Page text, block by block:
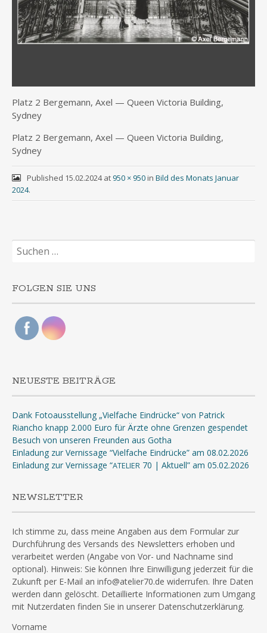
Platz 2 Ber­ge­mann, Axel — Queen Vic­to­ria Buil­ding,
Sydney
Platz 2 Ber­ge­mann, Axel — Queen Vic­to­ria Buil­ding,
Sydney
Published 15.02.2024at950 × 950in Bild des Monats Januar
2024.
Suchen
nach:
FOLGEN SIE UNS
NEUESTE BEITRÄGE
Dank Fotoausstellung „Vielfache Eindrücke“ von Patrick
Riancho knapp 2.000 Euro für Ärzte ohne Grenzen gespendet
Besuch von unseren Freunden aus Gotha
Einladung zur Vernissage “Vielfache Eindrücke” am 08.02.2026
Einladung zur Vernissage “ATELIER 70 | Aktuell” am 05.02.2026
NEWSLETTER
Ich stimme zu, dass meine Angaben aus dem Formular zur
Durchführung des Versands des Newsletters erhoben und
verarbeitet werden (Angabe von Vor- und Nachname sind
optional). Hinweis: Sie können Ihre Einwilligung jederzeit für die
Zukunft per E-Mail an info@atelier70.de widerrufen. Ihre Daten
werden dann gelöscht. Detaillierte Informationen zum Umgang
mit Nutzerdaten finden Sie in unserer Datenschutzerklärung.
Vorname